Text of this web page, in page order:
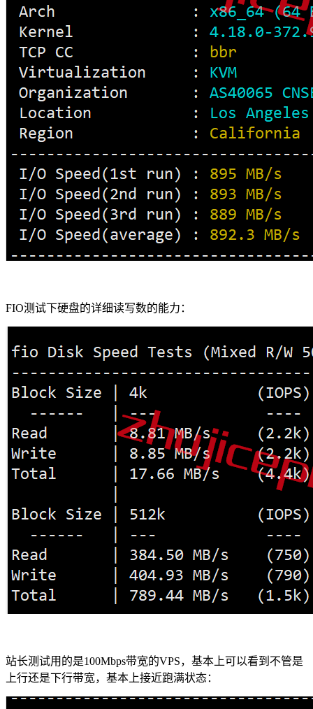
FIO测试下硬盘的详细读写数的能力：
站长测试用的是100Mbps带宽的VPS，基本上可以看到不管是
上行还是下行带宽，基本上接近跑满状态：